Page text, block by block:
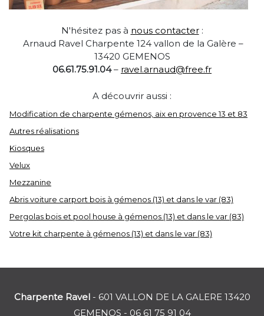
N'hésitez pas à nous contacter:
Arnaud Ravel Charpente 124 vallon de la Galère –
13420 GEMENOS
06.61.75.91.04– ravel.arnaud@free.fr
A découvrir aussi :
Modification de charpente gémenos, aix en provence 13 et 83
Autres réalisations
Kiosques
Velux
Mezzanine
Abris voiture carport bois à gémenos (13) et dans le var (83)
Pergolas bois et pool house à gémenos (13) et dans le var (83)
Votre kit charpente à gémenos (13) et dans le var (83)
Charpente Ravel- 601 VALLON DE LA GALERE 13420
GEMENOS - 06 61 75 91 04